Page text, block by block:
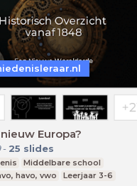
nieuw Europa?
- 25 slides
Middelbare school
havo, vwo
Leerjaar 3-6